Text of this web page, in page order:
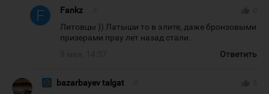
Fankz
Литовцы )) Латыши то в элите, даже бронзовыми
призерами прау лет назад стали.
Ответить
bazarbayev talgat